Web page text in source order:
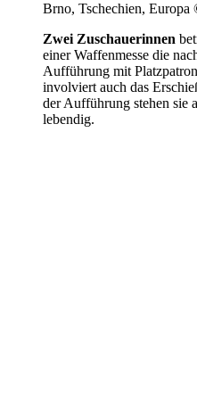
Brno, Tschechien, Europa
Zwei Zuschauerinnen
einer Waffenmesse die
Aufführung mit
involviert auch das
der Aufführung stehen sie
lebendig.